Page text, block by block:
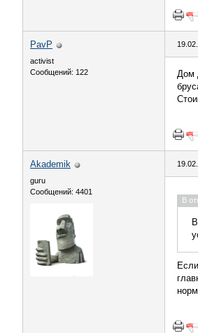
PavP
activist
Сообщений: 122
Дом
Akademik
guru
Сообщений: 4401
В